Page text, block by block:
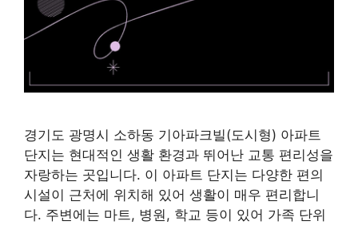
경기도 광명시 소하동 기아파크빌(도시형) 아파트
단지는 현대적인 생활 환경과 뛰어난 교통 편리성을
자랑하는 곳입니다. 이 아파트 단지는 다양한 편의
시설이 근처에 위치해 있어 생활이 매우 편리합니
다. 주변에는 마트, 병원, 학교 등이 있어 가족 단위